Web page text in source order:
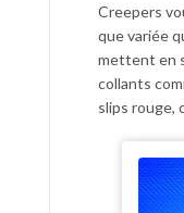
Creepers
que variée
mettent en
collants
slips rouge,